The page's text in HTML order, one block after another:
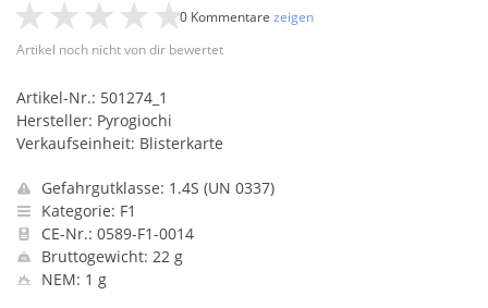
Artikel noch nicht von dir bewertet
0 Kommentare zeigen
Artikel-Nr.: 501274_1
Hersteller: Pyrogiochi
Verkaufseinheit: Blisterkarte
Gefahrgutklasse: 1.4S (UN 0337)
Kategorie: F1
CE-Nr.: 0589-F1-0014
Bruttogewicht: 22 g
NEM: 1 g